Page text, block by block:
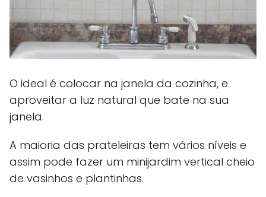
O ideal é colocar na janela da cozinha, e
aproveitar a luz natural que bate na sua
janela.
A maioria das prateleiras tem vários níveis e
assim pode fazer um minijardim vertical cheio
de vasinhos e plantinhas.